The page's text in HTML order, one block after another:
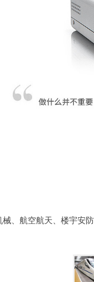
、航空航天、楼宇安